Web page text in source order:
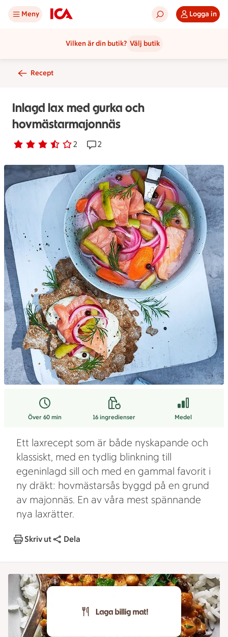
Meny Logga in
Vilken är din butik? Välj butik
Recept
Inlagd lax med gurka och
hovmästarmajonnäs
Betyg 3.5 av 5. 2
2 personer har röstatReceptet har 2 kommentarer
2
Över 60 min 16 ingredienser Medel
Ett laxrecept som är både nyskapande och
klassiskt, med en tydlig blinkning till
egeninlagd sill och med en gammal favorit i
ny dräkt: hovmästarsås byggd på en grund
av majonnäs. En av våra mest spännande
nya laxrätter.
Skriv ut Dela